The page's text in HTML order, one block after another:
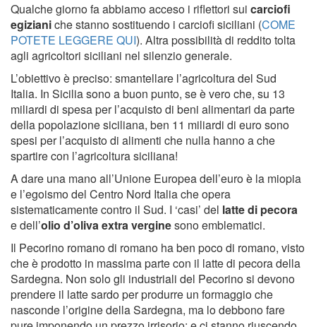
Qualche giorno fa abbiamo acceso i riflettori sui carciofi
egizianiche stanno sostituendo i carciofi siciliani (COME
POTETE LEGGERE QUI). Altra possibilità di reddito tolta
agli agricoltori siciliani nel silenzio generale.
L’obiettivo è preciso: smantellare l’agricoltura del Sud
Italia. In Sicilia sono a buon punto, se è vero che, su 13
miliardi di spesa per l’acquisto di beni alimentari da parte
della popolazione siciliana, ben 11 miliardi di euro sono
spesi per l’acquisto di alimenti che nulla hanno a che
spartire con l’agricoltura siciliana!
A dare una mano all’Unione Europea dell’euro è la miopia
e l’egoismo del Centro Nord Italia che opera
sistematicamente contro il Sud. I ‘casi’ del latte di pecora
e dell’olio d’oliva extra verginesono emblematici.
Il Pecorino romano di romano ha ben poco di romano, visto
che è prodotto in massima parte con il latte di pecora della
Sardegna. Non solo gli industriali del Pecorino si devono
prendere il latte sardo per produrre un formaggio che
nasconde l’origine della Sardegna, ma lo debbono fare